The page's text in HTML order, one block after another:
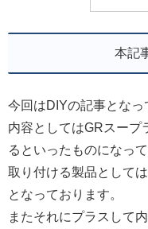
本記
今回はDIYの記事となっ
内容としてはGRスープ
るといったものになって
取り付ける製品として
となっております。
またそれにプラスして